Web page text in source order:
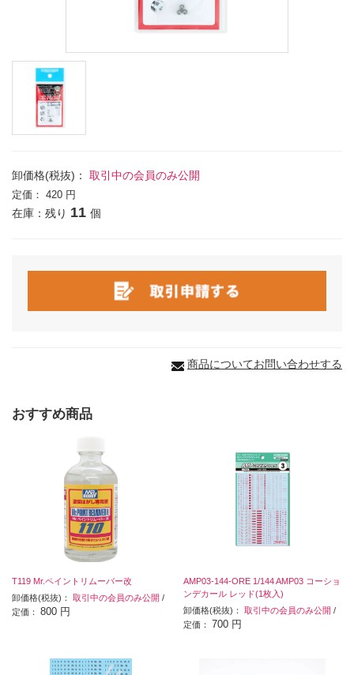
卸価格(税抜)： 取引中の会員のみ公開
定価： 420 円
在庫：残り 11 個
商品についてお問い合わせする
おすすめ商品
T119 Mr.ペイントリムーバー改
卸価格(税抜)： 取引中の会員のみ公開 /
定価： 800 円
AMP03-144-ORE 1/144 AMP03 コーショ
ンデカール レッド(1枚入)
卸価格(税抜)：取引中の会員のみ公開 /
定価： 700 円